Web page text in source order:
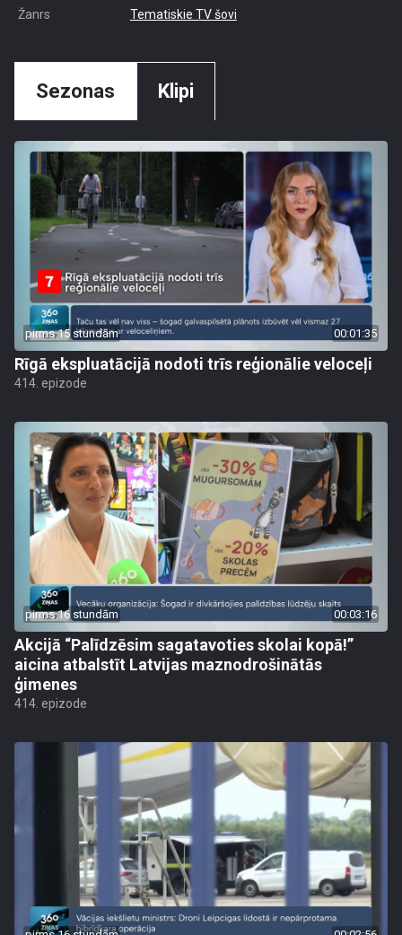
Žanrs Tematiskie TV šovi
Sezonas Klipi
pirms 15 stundām 00:01:35
Rīgā ekspluatācijā nodoti trīs reģionālie veloceļi
414. epizode
pirms 16 stundām 00:03:16
Akcijā “Palīdzēsim sagatavoties skolai kopā!”
aicina atbalstīt Latvijas maznodrošinātās
ģimenes
414. epizode